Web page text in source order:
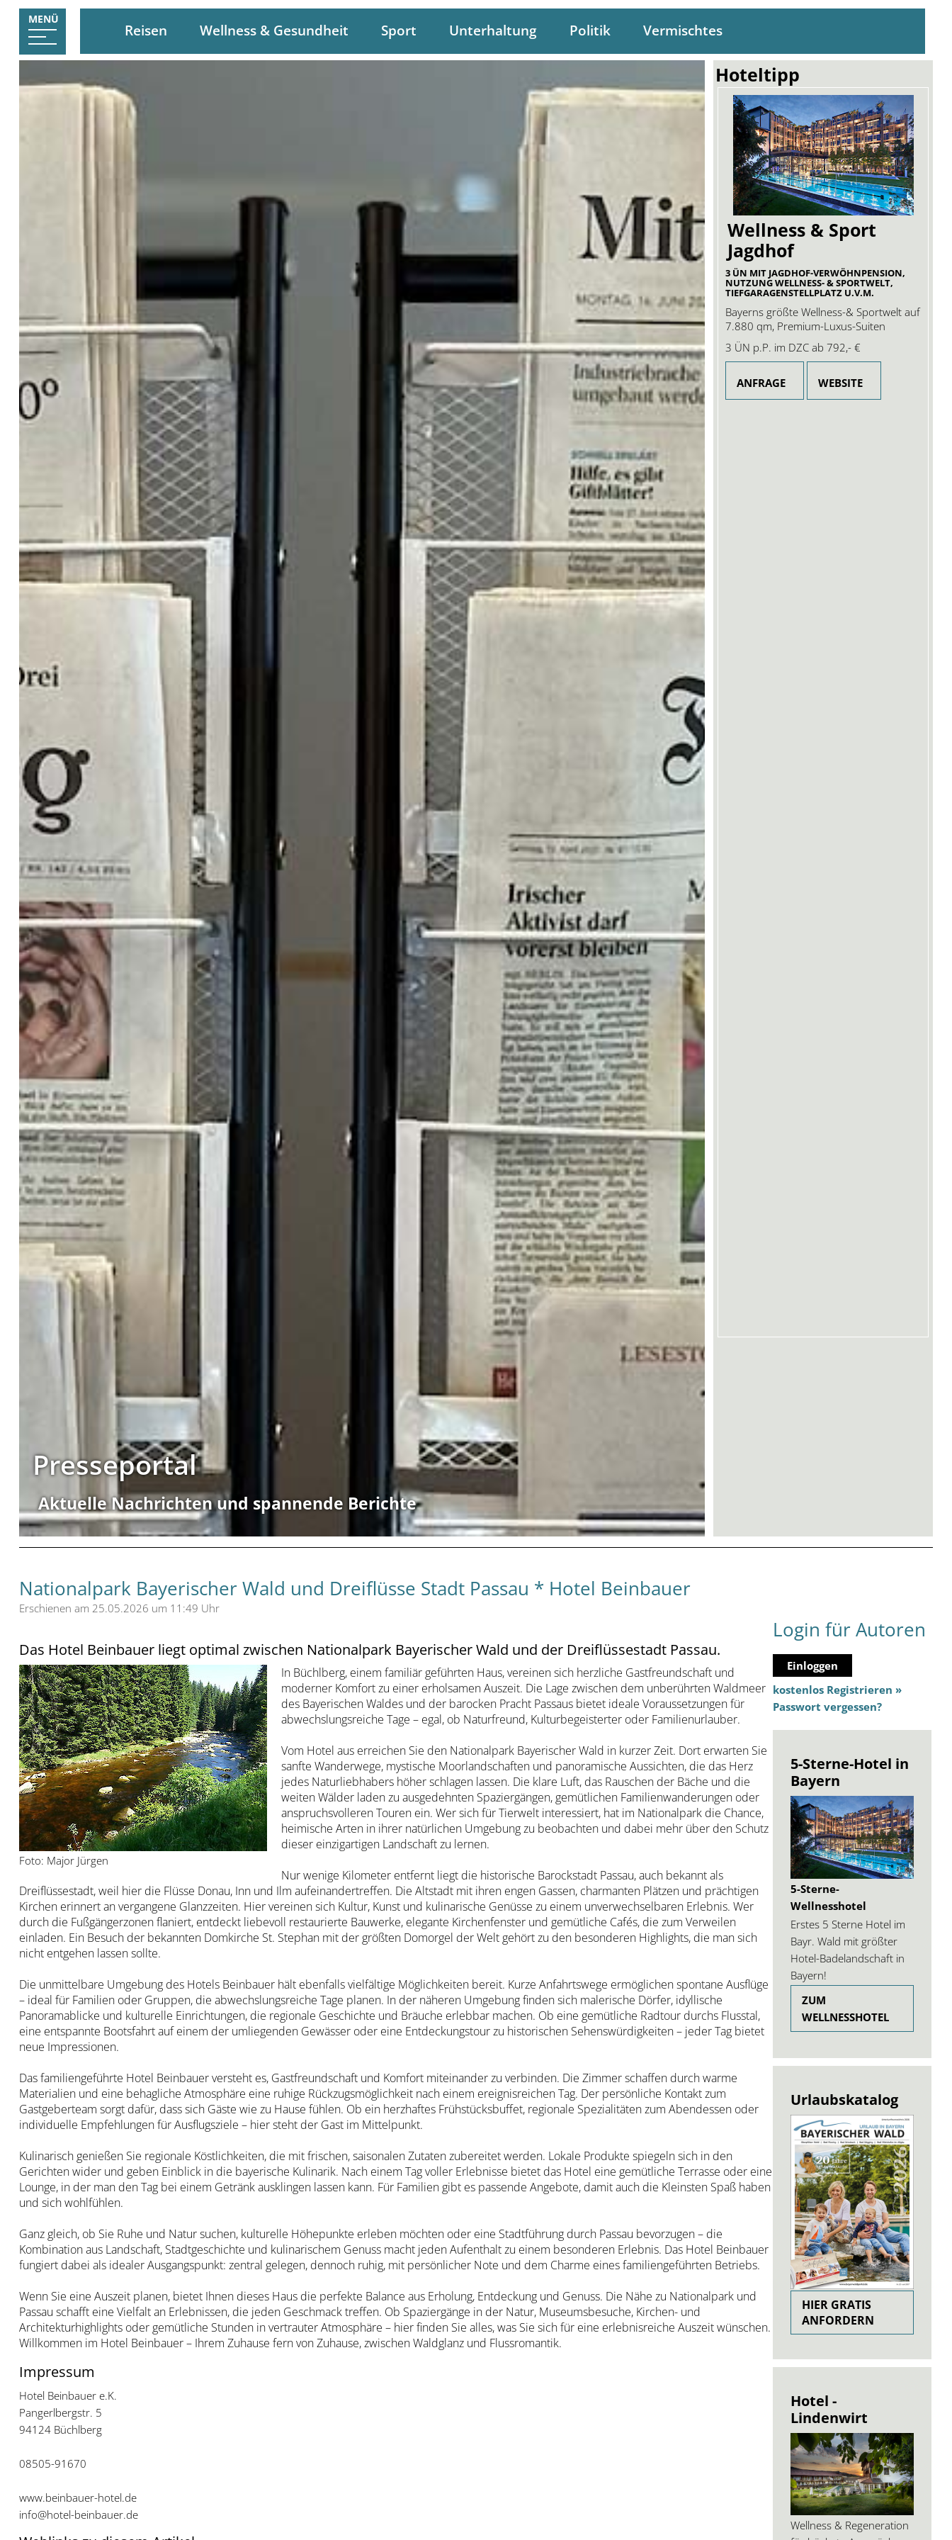
MENÜ
Presseportal
Aktuelle Nachrichten und spannende Berichte
Hoteltipp
Wellness & Sport
Jagdhof
3 ÜN MIT JAGDHOF-VERWÖHNPENSION,
NUTZUNG WELLNESS- & SPORTWELT,
TIEFGARAGENSTELLPLATZ U.V.M.
Bayerns größte Wellness-& Sportwelt auf
7.880 qm, Premium-Luxus-Suiten
3 ÜN p.P. im DZC ab 792,- €
ANFRAGE WEBSITE
Reisen Wellness & Gesundheit Sport Unterhaltung Politik Vermischtes
Nationalpark Bayerischer Wald und Dreiflüsse Stadt Passau * Hotel Beinbauer
Erschienen am 25.05.2026 um 11:49 Uhr
Das Hotel Beinbauer liegt optimal zwischen Nationalpark Bayerischer Wald und der Dreiflüssestadt Passau.
Foto: Major Jürgen
In Büchlberg, einem familiär geführten Haus, vereinen sich herzliche Gastfreundschaft und
moderner Komfort zu einer erholsamen Auszeit. Die Lage zwischen dem unberührten Waldmeer
des Bayerischen Waldes und der barocken Pracht Passaus bietet ideale Voraussetzungen für
abwechslungsreiche Tage – egal, ob Naturfreund, Kulturbegeisterter oder Familienurlauber.
Vom Hotel aus erreichen Sie den Nationalpark Bayerischer Wald in kurzer Zeit. Dort erwarten Sie
sanfte Wanderwege, mystische Moorlandschaften und panoramische Aussichten, die das Herz
jedes Naturliebhabers höher schlagen lassen. Die klare Luft, das Rauschen der Bäche und die
weiten Wälder laden zu ausgedehnten Spaziergängen, gemütlichen Familienwanderungen oder
anspruchsvolleren Touren ein. Wer sich für Tierwelt interessiert, hat im Nationalpark die Chance,
heimische Arten in ihrer natürlichen Umgebung zu beobachten und dabei mehr über den Schutz
dieser einzigartigen Landschaft zu lernen.
Nur wenige Kilometer entfernt liegt die historische Barockstadt Passau, auch bekannt als
Dreiflüssestadt, weil hier die Flüsse Donau, Inn und Ilm aufeinandertreffen. Die Altstadt mit ihren engen Gassen, charmanten Plätzen und prächtigen
Kirchen erinnert an vergangene Glanzzeiten. Hier vereinen sich Kultur, Kunst und kulinarische Genüsse zu einem unverwechselbaren Erlebnis. Wer
durch die Fußgängerzonen flaniert, entdeckt liebevoll restaurierte Bauwerke, elegante Kirchenfenster und gemütliche Cafés, die zum Verweilen
einladen. Ein Besuch der bekannten Domkirche St. Stephan mit der größten Domorgel der Welt gehört zu den besonderen Highlights, die man sich
nicht entgehen lassen sollte.
Die unmittelbare Umgebung des Hotels Beinbauer hält ebenfalls vielfältige Möglichkeiten bereit. Kurze Anfahrtswege ermöglichen spontane Ausflüge
– ideal für Familien oder Gruppen, die abwechslungsreiche Tage planen. In der näheren Umgebung finden sich malerische Dörfer, idyllische
Panoramablicke und kulturelle Einrichtungen, die regionale Geschichte und Bräuche erlebbar machen. Ob eine gemütliche Radtour durchs Flusstal,
eine entspannte Bootsfahrt auf einem der umliegenden Gewässer oder eine Entdeckungstour zu historischen Sehenswürdigkeiten – jeder Tag bietet
neue Impressionen.
Das familiengeführte Hotel Beinbauer versteht es, Gastfreundschaft und Komfort miteinander zu verbinden. Die Zimmer schaffen durch warme
Materialien und eine behagliche Atmosphäre eine ruhige Rückzugsmöglichkeit nach einem ereignisreichen Tag. Der persönliche Kontakt zum
Gastgeberteam sorgt dafür, dass sich Gäste wie zu Hause fühlen. Ob ein herzhaftes Frühstücksbuffet, regionale Spezialitäten zum Abendessen oder
individuelle Empfehlungen für Ausflugsziele – hier steht der Gast im Mittelpunkt.
Kulinarisch genießen Sie regionale Köstlichkeiten, die mit frischen, saisonalen Zutaten zubereitet werden. Lokale Produkte spiegeln sich in den
Gerichten wider und geben Einblick in die bayerische Kulinarik. Nach einem Tag voller Erlebnisse bietet das Hotel eine gemütliche Terrasse oder eine
Lounge, in der man den Tag bei einem Getränk ausklingen lassen kann. Für Familien gibt es passende Angebote, damit auch die Kleinsten Spaß haben
und sich wohlfühlen.
Ganz gleich, ob Sie Ruhe und Natur suchen, kulturelle Höhepunkte erleben möchten oder eine Stadtführung durch Passau bevorzugen – die
Kombination aus Landschaft, Stadtgeschichte und kulinarischem Genuss macht jeden Aufenthalt zu einem besonderen Erlebnis. Das Hotel Beinbauer
fungiert dabei als idealer Ausgangspunkt: zentral gelegen, dennoch ruhig, mit persönlicher Note und dem Charme eines familiengeführten Betriebs.
Wenn Sie eine Auszeit planen, bietet Ihnen dieses Haus die perfekte Balance aus Erholung, Entdeckung und Genuss. Die Nähe zu Nationalpark und
Passau schafft eine Vielfalt an Erlebnissen, die jeden Geschmack treffen. Ob Spaziergänge in der Natur, Museumsbesuche, Kirchen- und
Architekturhighlights oder gemütliche Stunden in vertrauter Atmosphäre – hier finden Sie alles, was Sie sich für eine erlebnisreiche Auszeit wünschen.
Willkommen im Hotel Beinbauer – Ihrem Zuhause fern von Zuhause, zwischen Waldglanz und Flussromantik.
Impressum
Hotel Beinbauer e.K.
Pangerlbergstr. 5
94124 Büchlberg
08505-91670
www.beinbauer-hotel.de
info@hotel-beinbauer.de
Login für Autoren
Einloggen
kostenlos Registrieren »
Passwort vergessen?
5-Sterne-Hotel in
Bayern
5-Sterne-
Wellnesshotel
Erstes 5 Sterne Hotel im
Bayr. Wald mit größter
Hotel-Badelandschaft in
Bayern!
ZUM
WELLNESSHOTEL
Urlaubskatalog
HIER GRATIS
ANFORDERN
Hotel -
Lindenwirt
Wellness & Regeneration